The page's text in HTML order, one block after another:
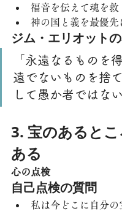
福音を伝えて魂を救
神の国と義を最優先
ジム・エリオット
「永遠なるものを
遠でないものを捨
して愚か者ではない
3. 宝のあると
ある
心の点検
自己点検の質問
私は今どこに自分の